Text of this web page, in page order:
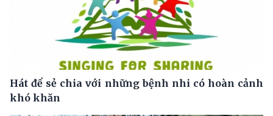
Hát để sẻ chia với những bệnh nhi có hoàn cảnh
khó khăn